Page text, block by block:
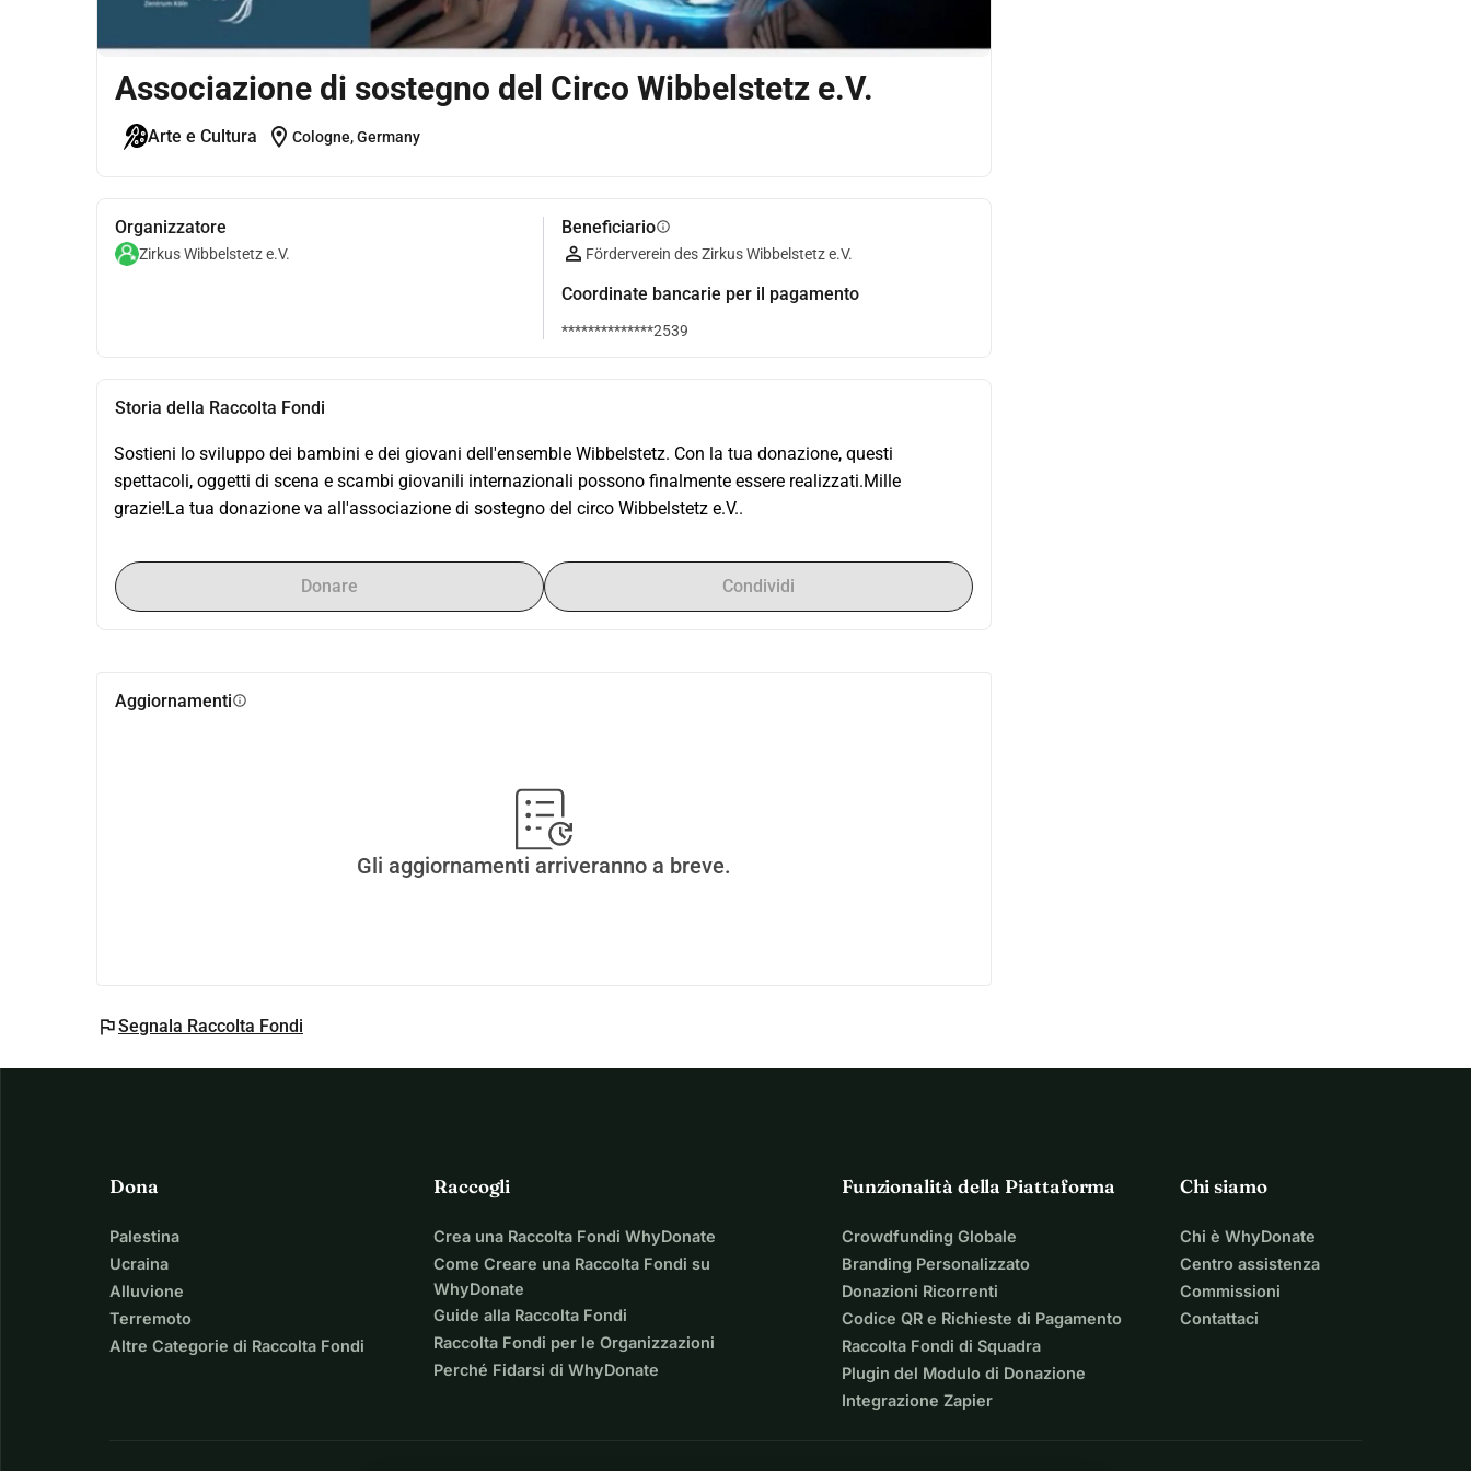
Associazione di sostegno del Circo Wibbelstetz e.V.
Arte e Cultura location_on Cologne, Germany
Organizzatore
Zirkus Wibbelstetz e.V.
Beneficiarioinfo
Förderverein des Zirkus Wibbelstetz e.V.
Coordinate bancarie per il pagamento
**************2539
Storia della Raccolta Fondi
Sostieni lo sviluppo dei bambini e dei giovani dell'ensemble Wibbelstetz. Con la tua donazione, questi
spettacoli, oggetti di scena e scambi giovanili internazionali possono finalmente essere realizzati.Mille
grazie!La tua donazione va all'associazione di sostegno del circo Wibbelstetz e.V..
Donare Condividi
Aggiornamentiinfo
Gli aggiornamenti arriveranno a breve.
flagSegnala Raccolta Fondi
Dona
Palestina
Ucraina
Alluvione
Terremoto
Altre Categorie di Raccolta Fondi
Raccogli
Crea una Raccolta Fondi WhyDonate
Come Creare una Raccolta Fondi su
WhyDonate
Guide alla Raccolta Fondi
Raccolta Fondi per le Organizzazioni
Perché Fidarsi di WhyDonate
Funzionalità della Piattaforma
Crowdfunding Globale
Branding Personalizzato
Donazioni Ricorrenti
Codice QR e Richieste di Pagamento
Raccolta Fondi di Squadra
Plugin del Modulo di Donazione
Integrazione Zapier
Chi siamo
Chi è WhyDonate
Centro assistenza
Commissioni
Contattaci